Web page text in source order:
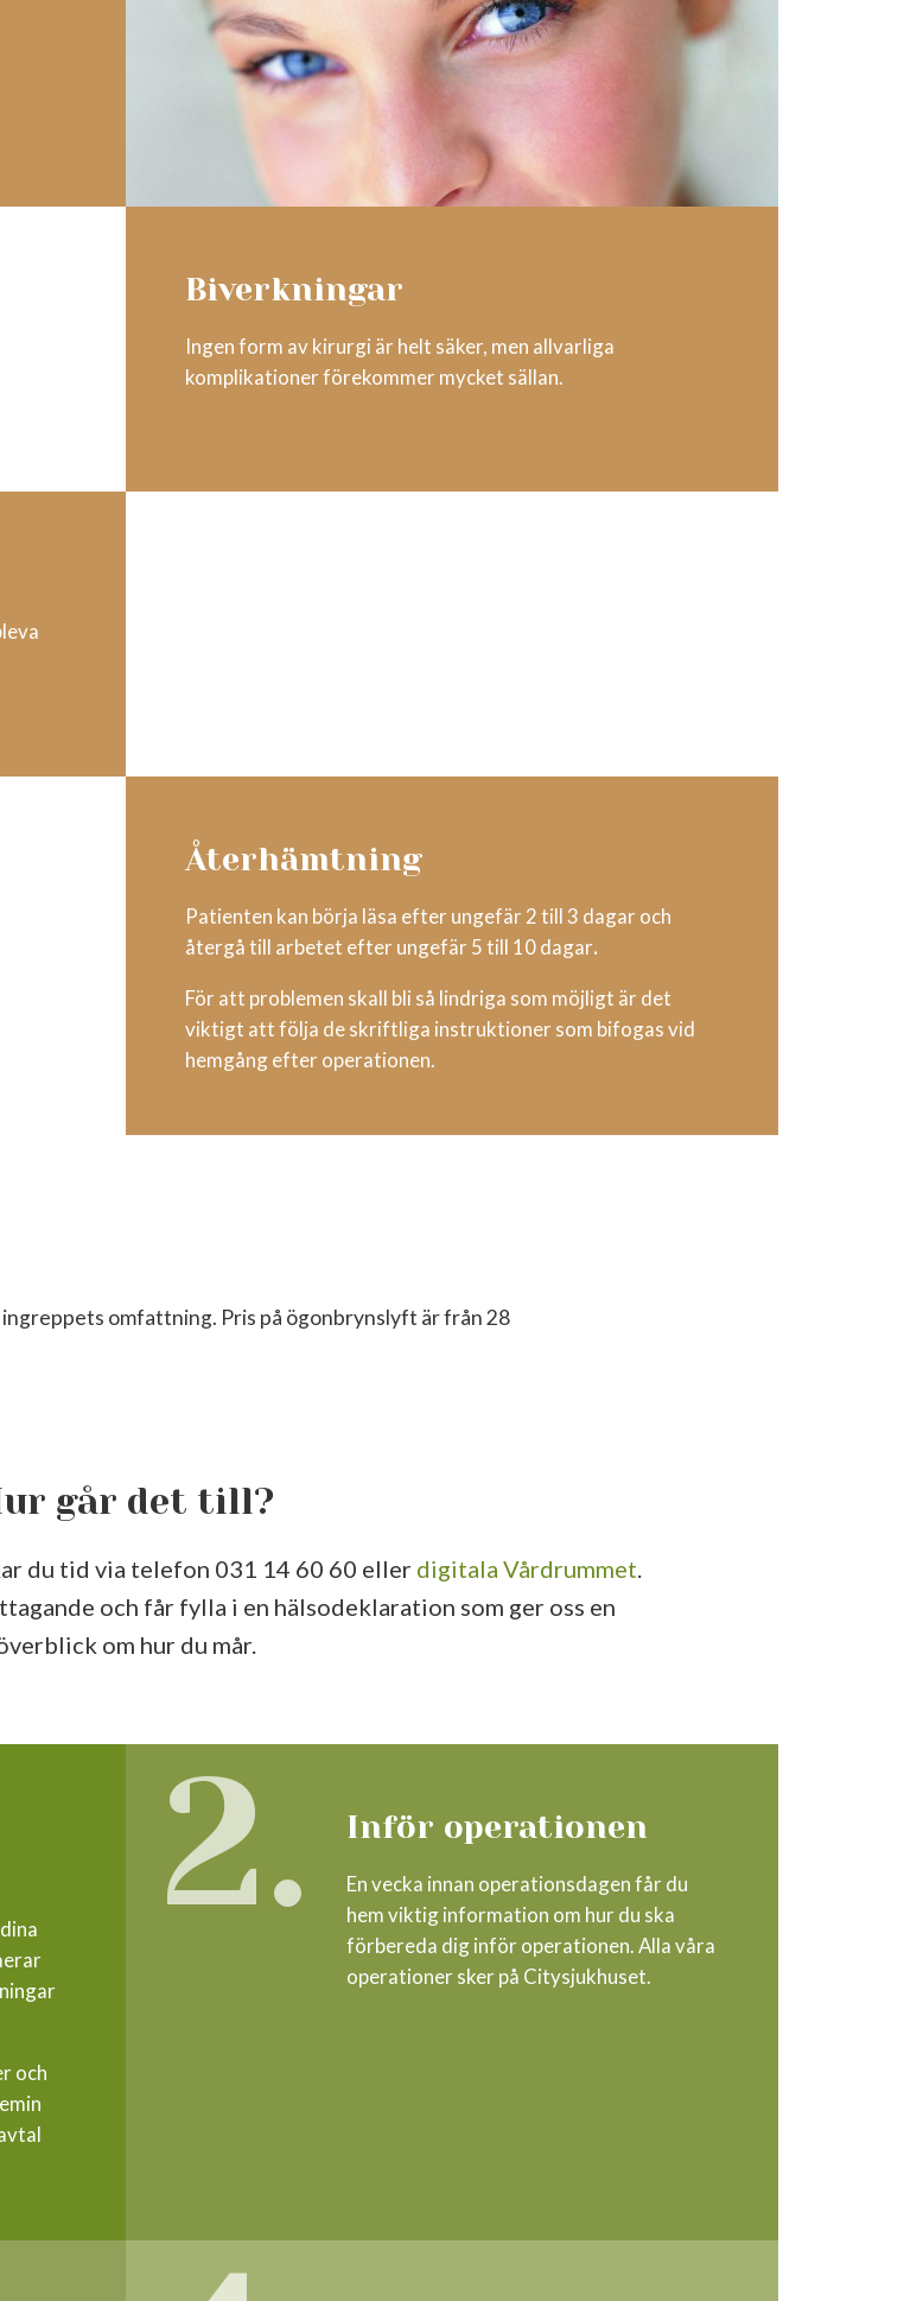
Biverkningar
Ingen form av kirurgi är helt säker, men allvarliga
komplikationer förekommer mycket sällan.
Återhämtning
Patienten kan börja läsa efter ungefär 2 till 3 dagar och
återgå till arbetet efter ungefär 5 till 10 dagar.
För att problemen skall bli så lindriga som möjligt är det
viktigt att följa de skriftliga instruktioner som bifogas vid
hemgång efter operationen.
omfattning. Pris på ögonbrynslyft är från 28
går det till?
du tid via telefon 031 14 60 60 eller digitala Vårdrummet.
och får fylla i en hälsodeklaration som ger oss en
om hur du mår.
och
2. Inför operationen
En vecka innan operationsdagen får du
hem viktig information om hur du ska
förbereda dig inför operationen. Alla våra
operationer sker på Citysjukhuset.